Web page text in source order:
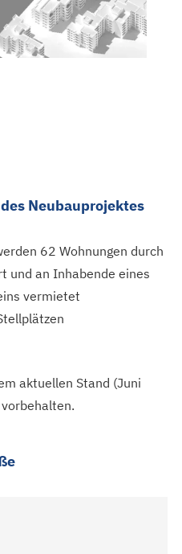
Neubauprojektes
62 Wohnungen durch
und an Inhabende eines
vermietet
aktuellen Stand (Juni